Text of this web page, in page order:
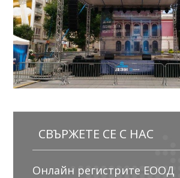
СВЪРЖЕТЕ СЕ С НАС
Онлайн регистрите ЕООД